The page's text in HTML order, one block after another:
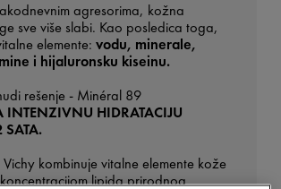
agresorima, kožna
sve više slabi. Kao posledica toga,
elemente: vodu, minerale,
i hijaluronsku kiseinu.
rešenje - Minéral 89
INTENZIVNU HIDRATACIJU
kombinuje vitalne elemente kože
lipida prirodnog